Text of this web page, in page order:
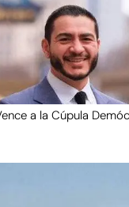
a la Cúpula